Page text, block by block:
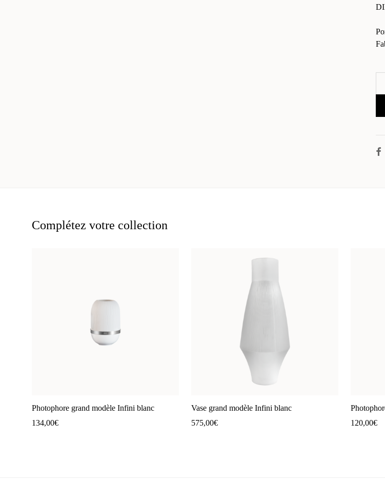
Complétez votre collection
Photophore grand modèle Infini blanc
134,00€
Vase grand modèle Infini blanc
575,00€
120,00€